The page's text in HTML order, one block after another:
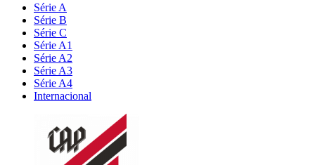
Série A
Série B
Série C
Série A1
Série A2
Série A3
Série A4
Internacional